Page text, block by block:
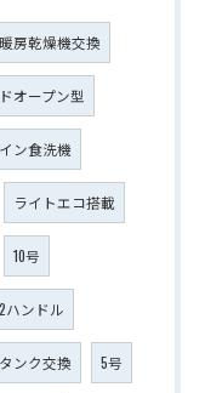
房乾燥機交換
オープン型
ン食洗機
ライトエコ搭載
10号
2ハンドル
ンク交換 5号